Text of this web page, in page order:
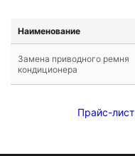
Наименование
Замена приводного ремня
кондиционера
Прайс-